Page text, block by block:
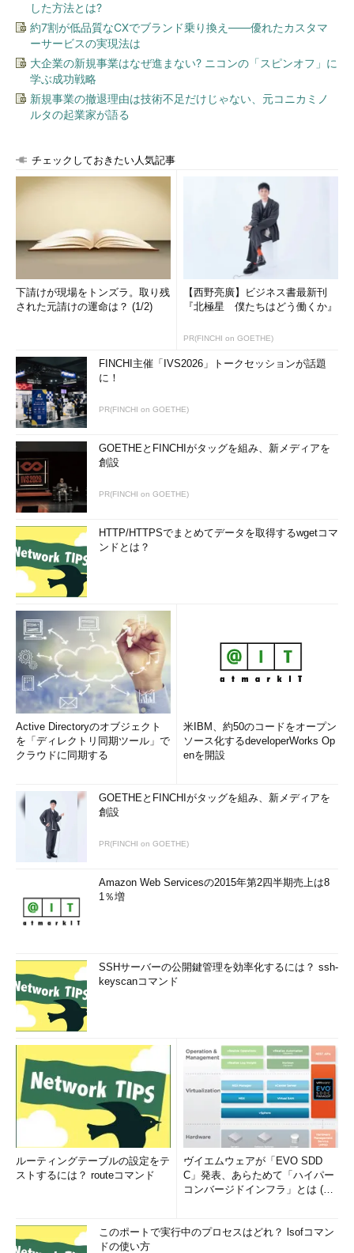
ジで「カスタマイズ
Windows Hello for Businessのオンプレミス展開の
「簡単設定」を選択するとウィザードに設定をお任せできます
が、後で「デバイスの書き戻し」オプションを有効化できないな
どのトラブル原因となります。「デバイスの書き戻し」オプショ
ンの有効化が必要なWindows Hello for Businessのオンプレミス
展開では、必ず「カスタマイズ 」を選択してください。
要に応じてオプションを構成して「インストール」をクリックし
ます。サービスアカウントを事前に作成し、ここで指定するのが
お勧めです。
ださい」を選択して「次へ」をクリックします。
（6）「Azure ADに接続」のページで、Azure ADのテナントの
管理者アカウントの資格情報を入力して「次へ」をクリックしま
す。
（7）「ディレクトリの接続」のページで、オンプレミスの
Active Directoryドメインとドメイン管理者の資格情報を入力
し、「ディレクトリの追加」をクリックします。「構成済みディ
レクトリ」としてドメインが追加されたら、「次へ」をクリック
します。
（8）「Azure ADサインインの構成」のページにオンプレミスの
Active Directoryドメインが「Not Verified（未検証）」と表示さ
れますが、「検証済みのドメインなしで続行する」をチェックし
て「次へ」をクリックします（画面3）。
画面3
てのドメインとOUの同期」を選択して「次へ」をクリックしま
す。または、同期したいユーザーやグループを含む組織単位
（OU）だけを選択します。
（10）「一意のユーザー識別」のページは、何も変更せずに「次
へ」をクリックします。
（11）「オプション機能」のページでは、この時点では何も選択
せず、「次へ」をクリックします。
「構成の準備完了」のページで、「インストール」をクリ
ックします。構成の完了後、同期処理が開始します。
Azure AD Connectウィザードでは、オンプレミスの
Windows PowerShellを開き、次のコマンドラインを実行してド
メインを検証するための作業を行います。
した方法とは?
約7割が低品質なCXでブランド乗り換え――優れたカスタマ
ーサービスの実現法は
大企業の新規事業はなぜ進まない? ニコンの「スピンオフ」に
学ぶ成功戦略
新規事業の撤退理由は技術不足だけじゃない、元コニカミノ
ルタの起業家が語る
チェックしておきたい人気記事
下請けが現場をトンズラ。取り残
された元請けの運命は？ (1/2)
【西野亮廣】ビジネス書最新刊
『北極星 僕たちはどう働くか』
PR(FINCHI on GOETHE)
FINCHI主催「IVS2026」トークセッションが話題
に！
PR(FINCHI on GOETHE)
GOETHEとFINCHIがタッグを組み、新メディアを
創設
PR(FINCHI on GOETHE)
HTTP/HTTPSでまとめてデータを取得するwgetコマ
ンドとは？
Active Directoryのオブジェクト
を「ディレクトリ同期ツール」で
クラウドに同期する
米IBM、約50のコードをオープン
ソース化するdeveloperWorks Op
enを開設
GOETHEとFINCHIがタッグを組み、新メディアを
創設
PR(FINCHI on GOETHE)
Amazon Web Servicesの2015年第2四半期売上は8
1％増
SSHサーバーの公開鍵管理を効率化するには？ ssh-
keyscanコマンド
ルーティングテーブルの設定をテ
ストするには？ routeコマンド
ヴイエムウェアが「EVO SDD
C」発表、あらためて「ハイパー
コンバージドインフラ」とは (1/
このポートで実行中のプロセスはどれ？ lsofコマン
ドの使い方